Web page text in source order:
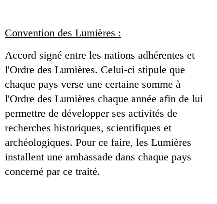
Convention des Lumières :
Accord signé entre les nations adhérentes et
l'Ordre des Lumières. Celui-ci stipule que
chaque pays verse une certaine somme à
l'Ordre des Lumières chaque année afin de lui
permettre de développer ses activités de
recherches historiques, scientifiques et
archéologiques. Pour ce faire, les Lumières
installent une ambassade dans chaque pays
concerné par ce traité.